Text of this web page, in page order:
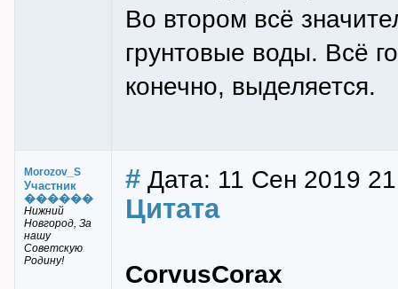
Во втором всё
грунтовые воды. Всё
конечно, выделяется.
Morozov_S
Участник
������
Нижний
Новгород, За
нашу
Советскую
Родину!
# Дата: 11 Сен 2019
Цитата
CorvusCorax